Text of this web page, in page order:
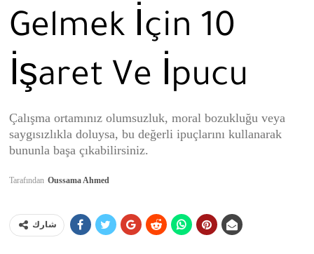
Gelmek İçin 10
İşaret Ve İpucu
Çalışma ortamınız olumsuzluk, moral bozukluğu veya
saygısızlıkla doluysa, bu değerli ipuçlarını kullanarak
bununla başa çıkabilirsiniz.
Tarafından Oussama Ahmed
شارك